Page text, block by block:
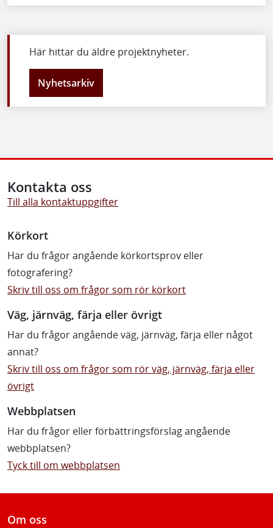
Här hittar du äldre projektnyheter.
Nyhetsarkiv
Kontakta oss
Till alla kontaktuppgifter
Körkort
Har du frågor angående körkortsprov eller
fotografering?
Skriv till oss om frågor som rör körkort
Väg, järnväg, färja eller övrigt
Har du frågor angående väg, järnväg, färja eller något
annat?
Skriv till oss om frågor som rör väg, järnväg, färja eller
övrigt
Webbplatsen
Har du frågor eller förbättringsförslag angående
webbplatsen?
Tyck till om webbplatsen
Om oss